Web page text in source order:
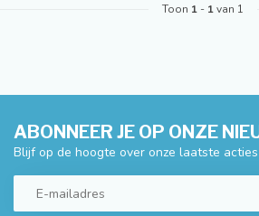
Toon 1 - 1van 1
ABONNEER JE OP ONZE
Blijf op de hoogte over onze laatste acties